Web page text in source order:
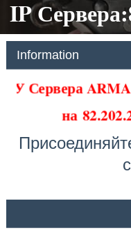
IP
Information
У Сервера
на